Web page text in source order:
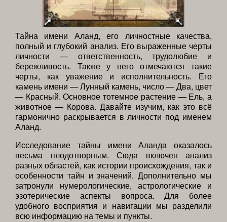
Тайна имени Аланд, его личностные качества,
полный и глубокий анализ. Его выраженные черты
личности — ответственность, трудолюбие и
бережливость. Также у него отмечаются такие
черты, как уважение и исполнительность. Его
камень имени — Лунный камень, число — Два, цвет
— Красный. Основное тотемное растение — Ель, а
животное — Корова. Давайте изучим, как это всё
гармонично раскрывается в личности под именем
Аланд.
Исследование тайны имени Аланда оказалось
весьма плодотворным. Сюда включен анализ
разных областей, как истории происхождения, так и
особенности тайн и значений. Дополнительно мы
затронули нумерологические, астрологические и
эзотерические аспекты вопроса. Для более
удобного восприятия и навигации мы разделили
всю информацию на темы и пункты.